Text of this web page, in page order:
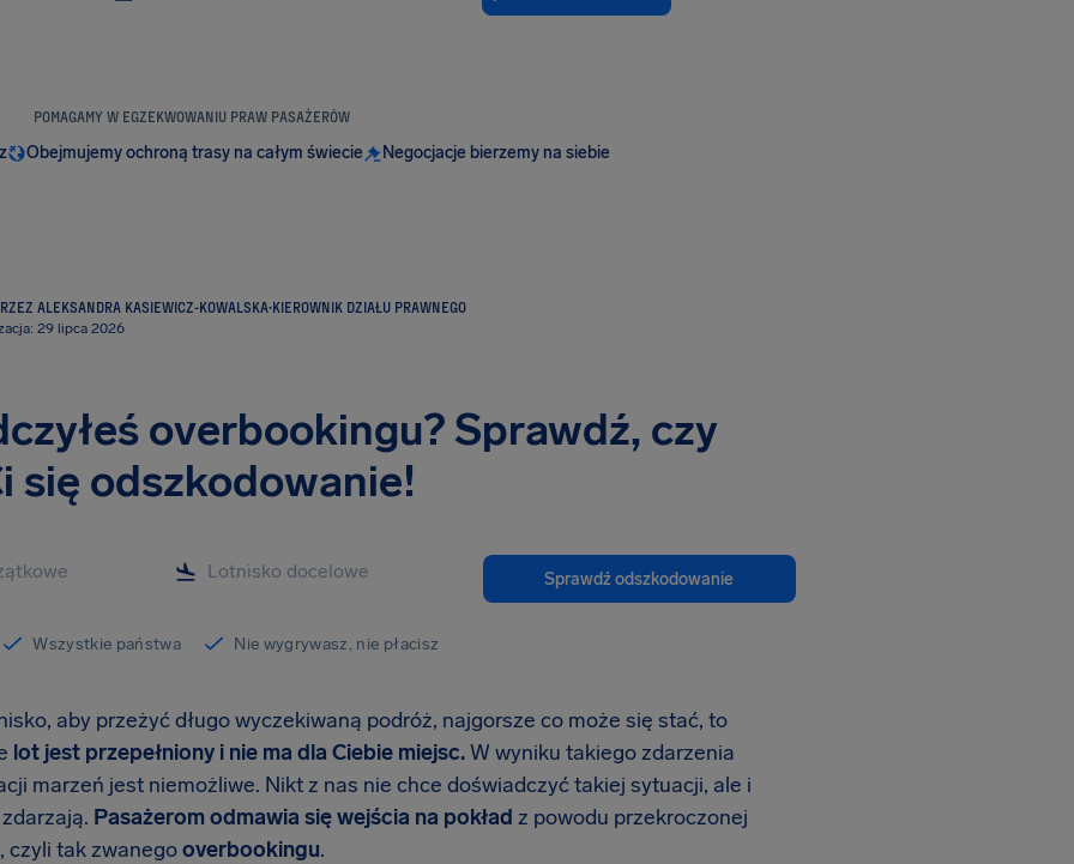
POMAGAMY W EGZEKWOWANIU PRAW PASAŻERÓW
Obejmujemy ochroną trasy na całym świecie Negocjacje bierzemy na siebie
ALEKSANDRA KASIEWICZ-KOWALSKA·KIEROWNIK DZIAŁU PRAWNEGO
29 lipca 2026
overbookingu? Sprawdź, czy
się odszkodowanie!
Sprawdź odszkodowanie
Wszystkie państwa Nie wygrywasz, nie płacisz
aby przeżyć długo wyczekiwaną podróż, najgorsze co może się stać, to
lot jest przepełniony i nie ma dla Ciebie miejsc.W wyniku takiego zdarzenia
marzeń jest niemożliwe. Nikt z nas nie chce doświadczyć takiej sytuacji, ale i
Pasażerom odmawia się wejścia na pokład z powodu przekroczonej
czyli tak zwanegooverbookingu.